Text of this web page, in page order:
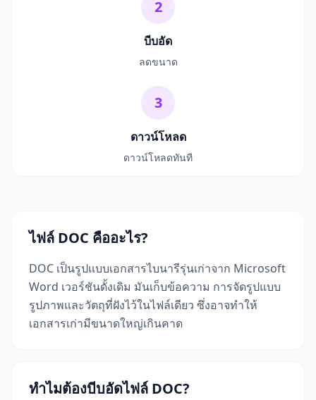
2
บีบอัด
ลดขนาด
3
ดาวน์โหลด
ดาวน์โหลดทันที
ไฟล์ DOC คืออะไร?
DOC เป็นรูปแบบเอกสารไบนารีรุ่นเก่าจาก Microsoft
Word เวอร์ชันดั้งเดิม มันเก็บข้อความ การจัดรูปแบบ
รูปภาพและวัตถุที่ฝังไว้ในไฟล์เดียว ซึ่งอาจทำให้
เอกสารเก่ามีขนาดใหญ่เกินคาด
ทำไมต้องบีบอัดไฟล์ DOC?